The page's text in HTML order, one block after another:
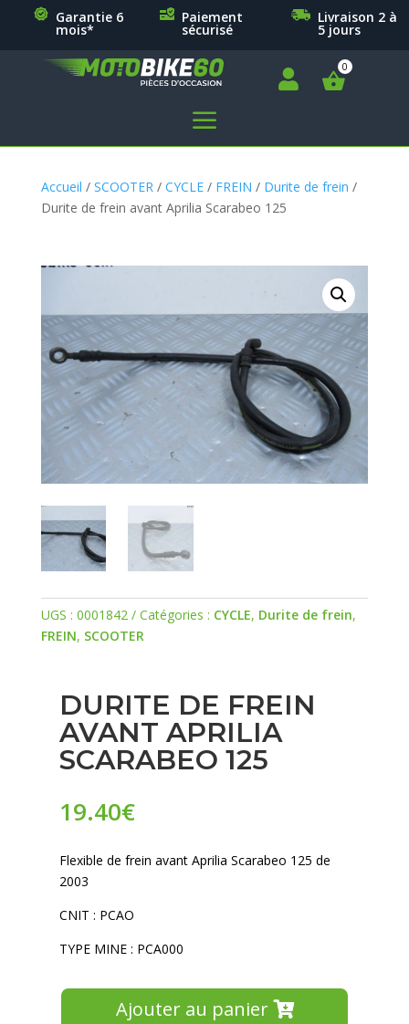
Garantie 6
mois*
Paiement
sécurisé
Livraison 2 à
5 jours

a
Accueil / SCOOTER / CYCLE/ FREIN / Durite de frein /
Durite de frein avant Aprilia Scarabeo 125
UGS : 0001842 Catégories : CYCLE, Durite de frein,
FREIN, SCOOTER
DURITE DE FREIN
AVANT APRILIA
SCARABEO 125
19.40€
Flexible de frein avant Aprilia Scarabeo 125 de
2003
CNIT : PCAO
TYPE MINE : PCA000
Ajouter au panier